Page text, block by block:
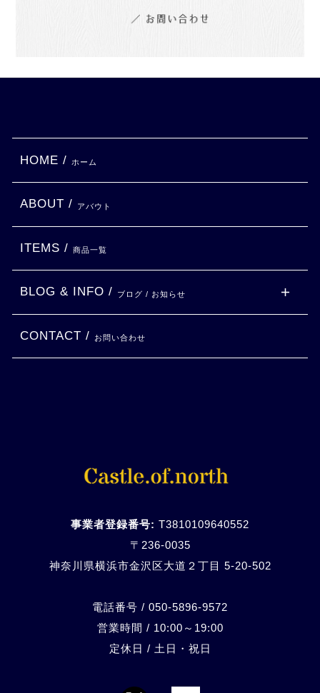
事業者登録番号: T3810109640552
〒236-0035
神奈川県横浜市金沢区大道２丁目 5-20-502
電話番号 / 050-5896-9572
営業時間 / 10:00～19:00
定休日 / 土日・祝日
HOME / ホーム
ABOUT / アバウト
ITEMS / 商品一覧
BLOG & INFO / ブログ / お知らせ
CONTACT / お問い合わせ